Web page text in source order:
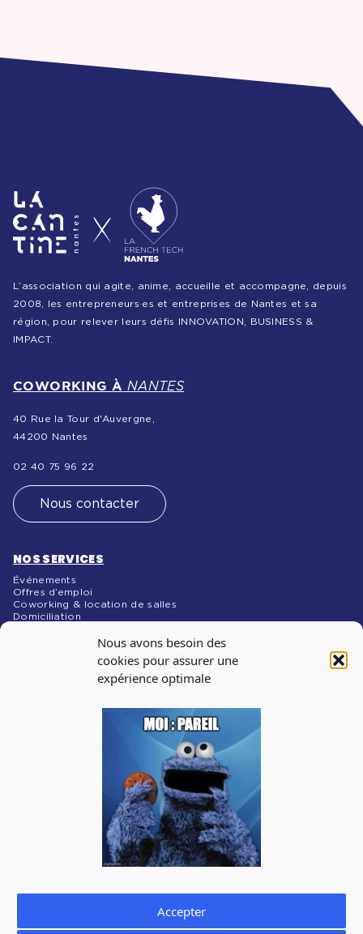
Nous avons besoin des
cookies pour assurer une
expérience optimale
Accepter
L’association qui agite, anime, accueille et accompagne, depuis
2008, les entrepreneurs·es et entreprises de Nantes et sa
région, pour relever leurs défis INNOVATION, BUSINESS &
IMPACT.
COWORKING À NANTES
40 Rue la Tour d'Auvergne,
44200 Nantes
02 40 75 96 22
Nous contacter
NOS SERVICES
Événements
Offres d’emploi
Coworking & location de salles
Domiciliation
Abonnez-vous à notre newsletter pour recevoir les infos
sur les évènements, les offres d’emploi
J'accepte de recevoir la newsletter de La Cantine et je prends
connaissance de lapolitique de confidentialité.
Vous pouvez à tout moment utiliser le lien de désabonnement